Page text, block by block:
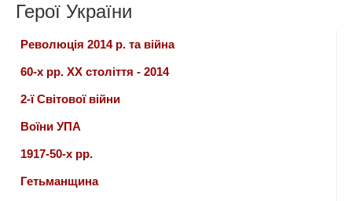
Герої України
Революція 2014 р. та війна
60-х рр. ХХ століття - 2014
2-ї Світової війни
Воїни УПА
1917-50-х рр.
Гетьманщина